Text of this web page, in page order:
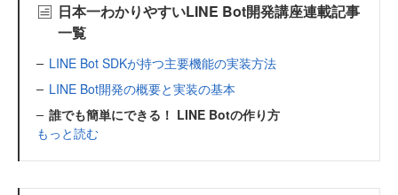
日本一わかりやすいLINE Bot開発講座連載記事
一覧
LINE Bot SDKが持つ主要機能の実装方法
LINE Bot開発の概要と実装の基本
誰でも簡単にできる！ LINE Botの作り方
もっと読む